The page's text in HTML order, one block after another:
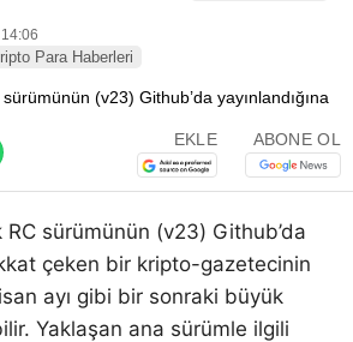
Para Haberleri
EKLE ABONE OL
RC sürümünün (v23) Github’da
çeken bir kripto-gazetecinin
ayı gibi bir sonraki büyük
Yaklaşan ana sürümle ilgili